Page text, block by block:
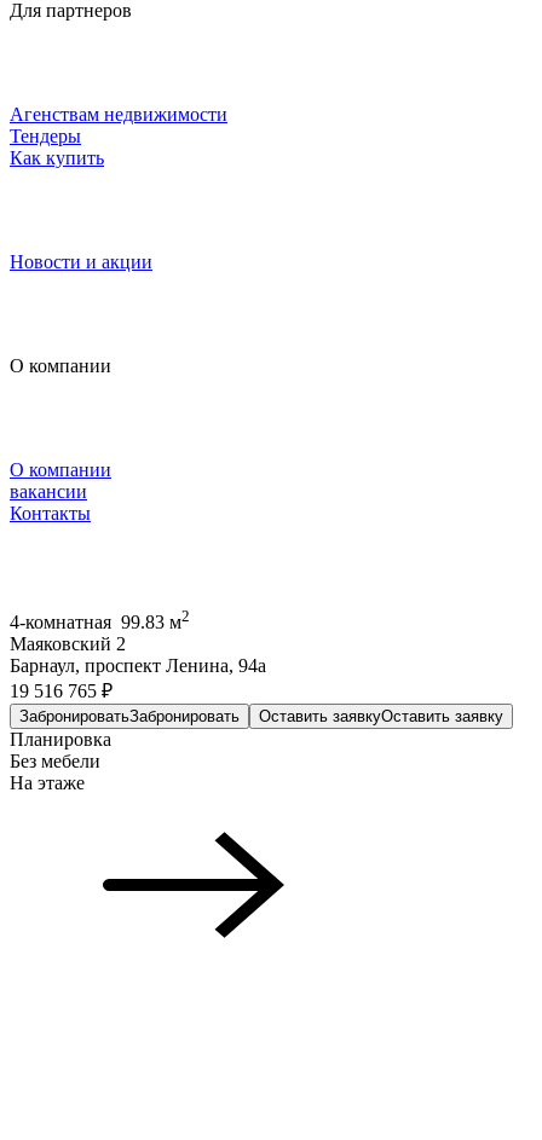
Для партнеров
Агенствам недвижимости
Тендеры
Как купить
Новости и акции
О компании
О компании
вакансии
Контакты
4-комнатная 99.83 м2
Маяковский 2
Барнаул, проспект Ленина, 94а
19 516 765 ₽
ЗабронироватьЗабронировать Оставить заявкуОставить заявку
Планировка
Без мебели
На этаже